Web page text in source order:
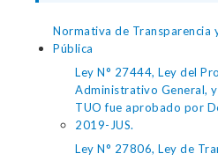
Normativa de Transparencia
Pública
Ley N° 27444, Ley del
Administrativo General,
TUO fue aprobado por
2019-JUS.
Ley N° 27806, Ley de